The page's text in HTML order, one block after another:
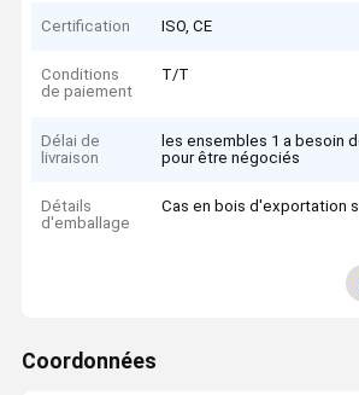
Certification ISO, CE
Conditions
de paiement
T/T
Délai de
livraison
les ensembles 1 a besoin
pour être négociés
Détails
d'emballage
Cas en bois d'exportation
Coordonnées